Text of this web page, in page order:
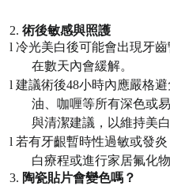
2. 術後敏感與照護
l 冷光美白後可能會出現牙
在數天內會緩解。
l 建議術後48小時內應嚴格
油、咖喱等所有深色或
與清潔建議，以維持美白
l 若有牙齦暫時性過敏或發
白療程或進行家居氟化
3. 陶瓷貼片會變色嗎？